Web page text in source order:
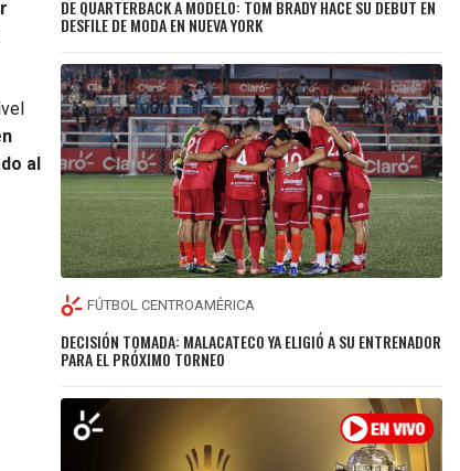
al
DE QUARTERBACK A MODELO: TOM BRADY HACE SU DEBUT EN
DESFILE DE MODA EN NUEVA YORK
FÚTBOL CENTROAMÉRICA
DECISIÓN TOMADA: MALACATECO YA ELIGIÓ A SU ENTRENADOR
PARA EL PRÓXIMO TORNEO